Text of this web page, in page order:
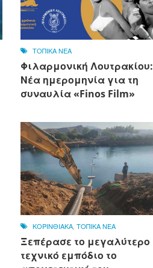
ΤΟΠΙΚΑ ΝΕΑ
Φιλαρμονική Λουτρακίου:
Νέα ημερομηνία για τη
συναυλία «Finos Film»
ΚΟΡΙΝΘΙΑΚΑ,ΤΟΠΙΚΑ ΝΕΑ
Ξεπέρασε το μεγαλύτερο
τεχνικό εμπόδιο το